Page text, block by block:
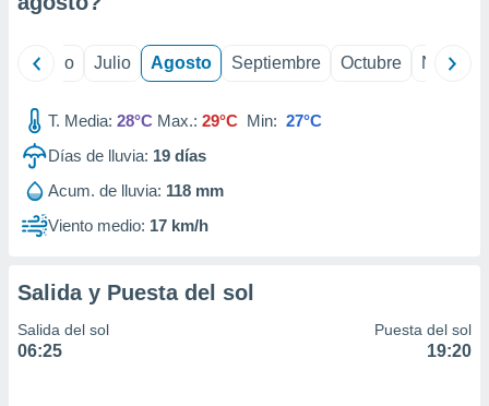
mediante
publicidad
publicidad
1199
Junio Julio Agosto Septiembre Octubre
T. Media: 28°C Max.: 29°C Min: 27°C
Días de lluvia: 19 días
Acum. de lluvia: 118 mm
Viento medio: 17 km/h
Salida y Puesta del sol
Salida del sol
06:25
Puesta del sol
19:20